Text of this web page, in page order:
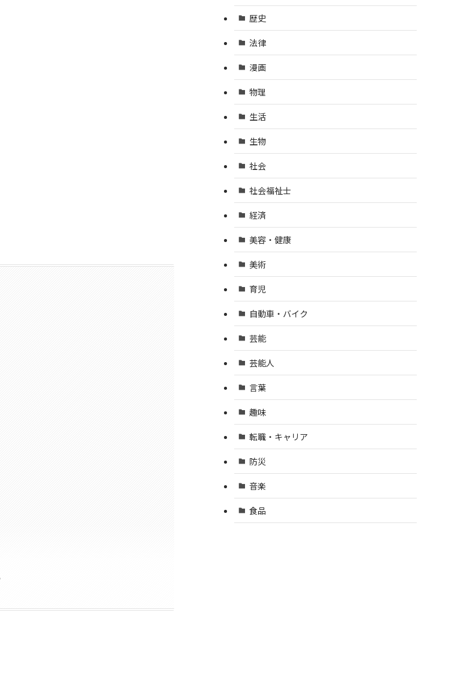
歴史
法律
漫画
物理
生活
生物
社会
社会福祉士
経済
美容・健康
美術
育児
自動車・バイク
芸能
芸能人
言葉
趣味
転職・キャリア
防災
音楽
食品